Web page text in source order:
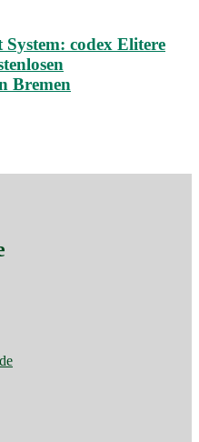
codex Elitere
Bremen